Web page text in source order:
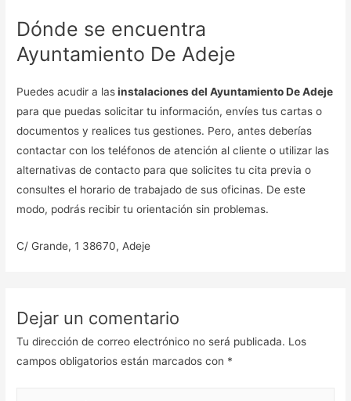
Dónde se encuentra
Ayuntamiento De Adeje
Puedes acudir a lasinstalaciones del Ayuntamiento De Adeje
para que puedas solicitar tu información, envíes tus cartas o
documentos y realices tus gestiones. Pero, antes deberías
contactar con los teléfonos de atención al cliente o utilizar las
alternativas de contacto para que solicites tu cita previa o
consultes el horario de trabajado de sus oficinas. De este
modo, podrás recibir tu orientación sin problemas.
C/ Grande, 1 38670, Adeje
Dejar un comentario
Tu dirección de correo electrónico no será publicada. Los
campos obligatorios están marcados con *